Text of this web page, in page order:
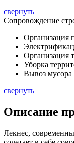
свернуть
Сопровождение
Организация
Организация
Уборка
Вывоз мусора
свернуть
Описание
Лекнес,